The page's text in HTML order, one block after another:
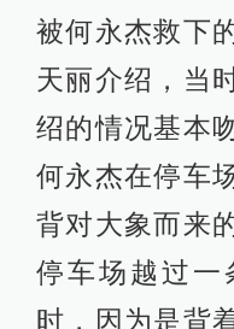
被何永杰救下
天丽介绍，当
绍的情况基本
何永杰在停车
背对大象而来
停车场越过一
时，因为是背